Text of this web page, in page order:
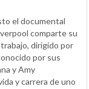
el documental
comparte su
dirigido por
por sus
y Amy
y carrera de uno